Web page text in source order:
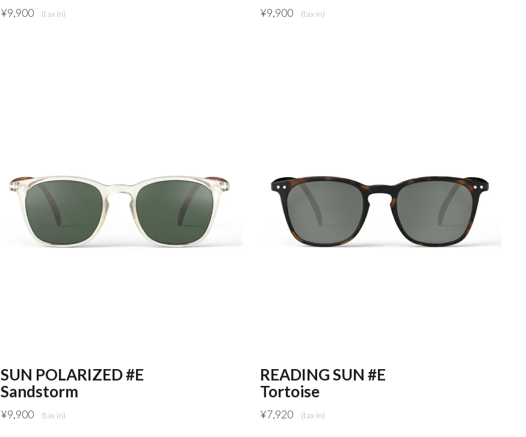
¥9,900 ¥9,900
SUN POLARIZED #E
Sandstorm
¥9,900
READING SUN #E
Tortoise
¥7,920